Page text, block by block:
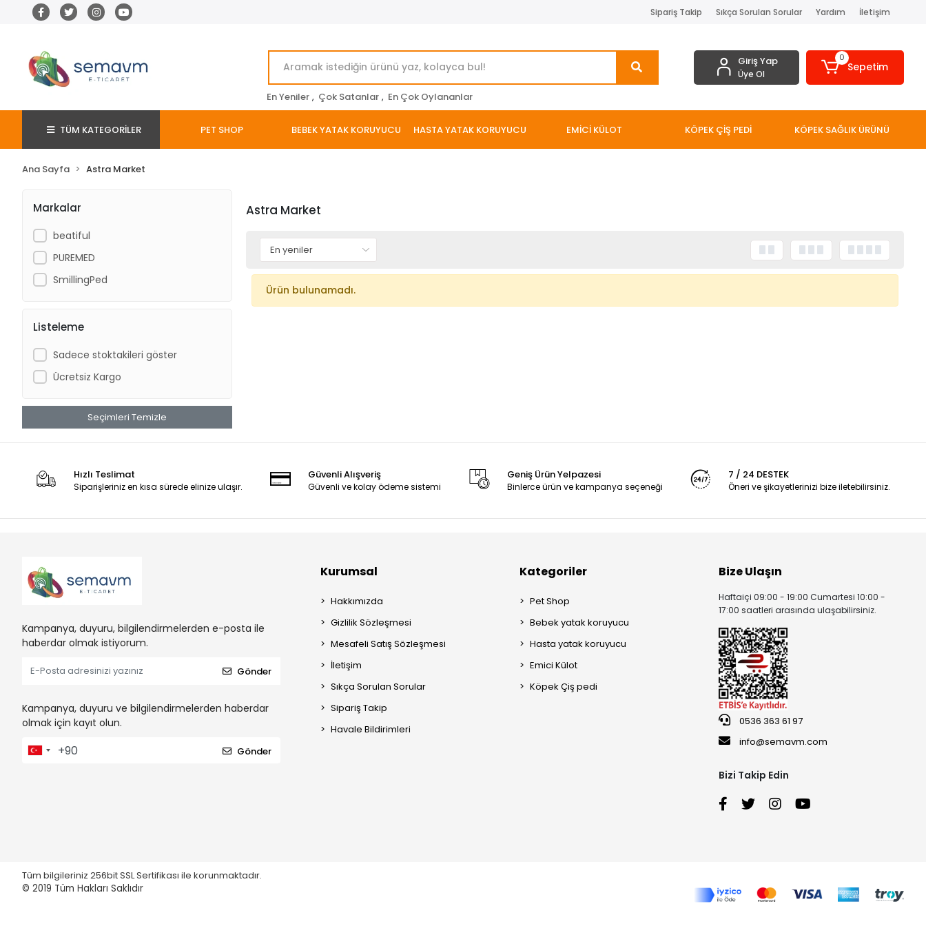
Sipariş Takip Sıkça Sorulan Sorular Yardım İletişim
En Yeniler , Çok Satanlar , En Çok Oylananlar
Giriş Yap
Üye Ol
0
Sepetim
TÜM KATEGORİLER PET SHOP BEBEK YATAK KORUYUCU HASTA YATAK KORUYUCU EMİCİ KÜLOT KÖPEK ÇİŞ PEDİ KÖPEK SAĞLIK ÜRÜNÜ
Ana Sayfa Astra Market
Markalar
beatiful
PUREMED
SmillingPed
Listeleme
Sadece stoktakileri göster
Ücretsiz Kargo
Seçimleri Temizle
Astra Market
Ürün bulunamadı.
Hızlı Teslimat
Siparişleriniz en kısa sürede elinize ulaşır.
Güvenli Alışveriş
Güvenli ve kolay ödeme sistemi
Geniş Ürün Yelpazesi
Binlerce ürün ve kampanya seçeneği
7 / 24 DESTEK
Öneri ve şikayetlerinizi bize iletebilirsiniz.
Kampanya, duyuru, bilgilendirmelerden e-posta ile
haberdar olmak istiyorum.
Gönder
Kampanya, duyuru ve bilgilendirmelerden haberdar
olmak için kayıt olun.
Gönder
Kurumsal
Hakkımızda
Gizlilik Sözleşmesi
Mesafeli Satış Sözleşmesi
İletişim
Sıkça Sorulan Sorular
Sipariş Takip
Havale Bildirimleri
Kategoriler
Pet Shop
Bebek yatak koruyucu
Hasta yatak koruyucu
Emici Külot
Köpek Çiş pedi
Bize Ulaşın
Haftaiçi 09:00 - 19:00 Cumartesi 10:00 -
17:00 saatleri arasında ulaşabilirsiniz.
0536 363 61 97
info@semavm.com
Bizi Takip Edin
Tüm bilgileriniz 256bit SSL Sertifikası ile korunmaktadır.
© 2019 Tüm Hakları Saklıdır